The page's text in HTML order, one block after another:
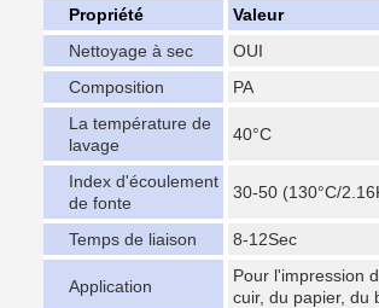
Propriété
Valeur
Nettoyage à sec
OUI
Composition
PA
La température de
lavage
40°C
Index d'écoulement
de fonte
30-50 (130°C/
Temps de liaison 8-12Sec
Application
Pour l'impression
cuir, du papier, du